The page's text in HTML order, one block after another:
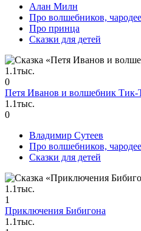
Алан Милн
Про волшебников,
Про принца
Сказки для детей
1.1тыс.
0
Петя Иванов и волшебник Тик-
1.1тыс.
0
Владимир Сутеев
Про волшебников,
Сказки для детей
1.1тыс.
1
Приключения Бибигона
1.1тыс.